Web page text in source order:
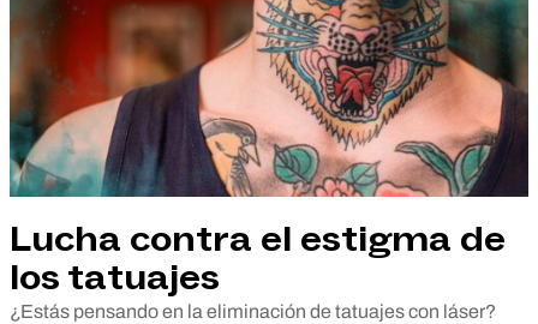
Lucha contra el estigma de
los tatuajes
¿Estás pensando en la eliminación de tatuajes con láser?